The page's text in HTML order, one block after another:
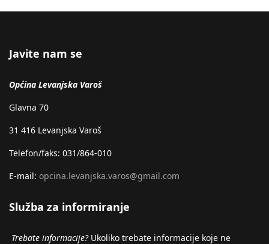
Javite nam se
Općina Levanjska Varoš
Glavna 70
31 416 Levanjska Varoš
Telefon/faks: 031/864-010
E-mail: opcina.levanjska.varos@gmail.com
Služba za informiranje
Trebate informacije?Ukoliko trebate informacije koje ne